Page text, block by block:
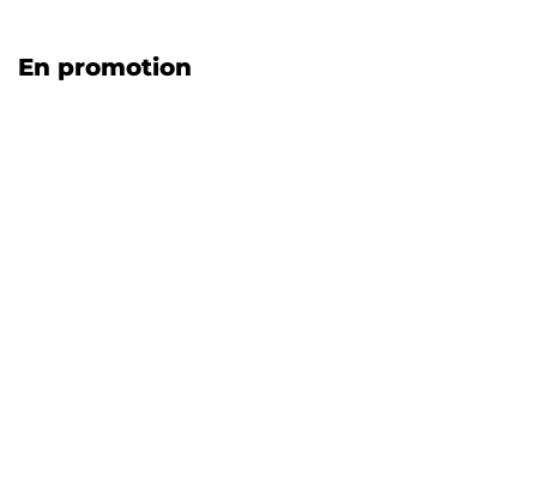
En promotion